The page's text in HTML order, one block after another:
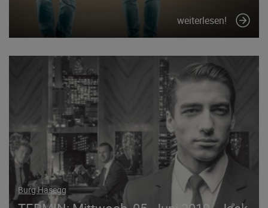
weiterlesen!
Burg Hasegg